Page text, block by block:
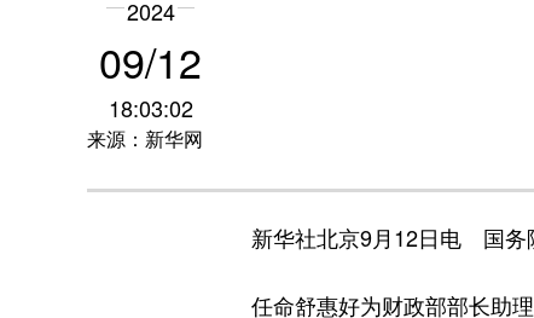
2024
09/12
18:03:02
来源：新华网
新华社北京9月12日电 国务院
任命舒惠好为财政部部长助理